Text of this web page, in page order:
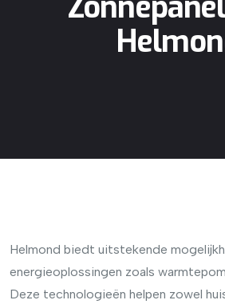
Helmond biedt uitstekende
energieoplossingen zoals
Deze technologieën helpen zowel